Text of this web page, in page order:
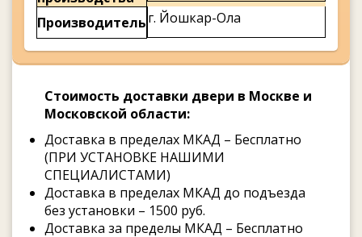
Производительг. Йошкар-Ола
Стоимость доставки двери в Москве и
Московской области:
Доставка в пределах МКАД – Бесплатно
(ПРИ УСТАНОВКЕ НАШИМИ
СПЕЦИАЛИСТАМИ)
Доставка в пределах МКАД до подъезда
без установки – 1500 руб.
Доставка за пределы МКАД – Бесплатно